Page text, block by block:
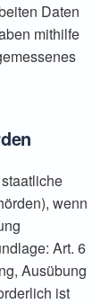
Daten
mithilfe
wenn
Art. 6
Ausübung
ist